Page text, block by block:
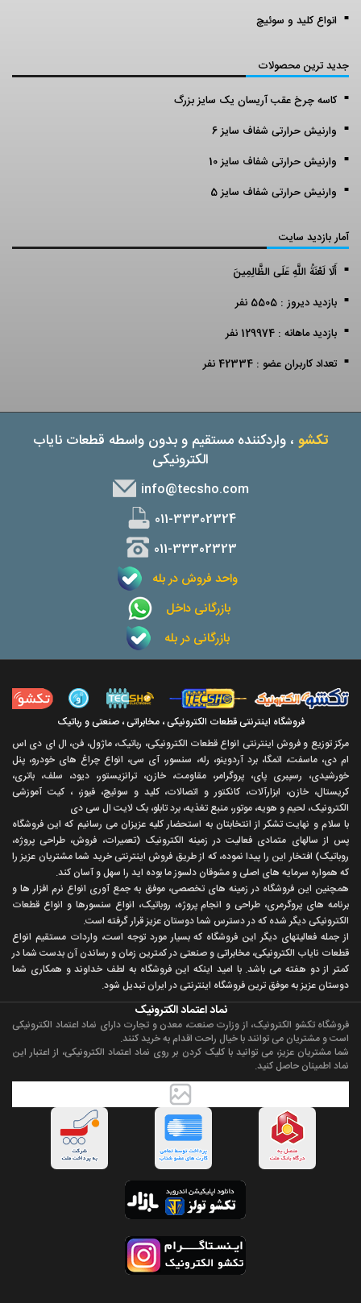
انواع کلید و سوئیچ
جدید ترین محصولات
کاسه چرخ عقب آریسان یک سایز بزرگ
وارنیش حرارتی شفاف سایز 6
وارنیش حرارتی شفاف سایز 10
وارنیش حرارتی شفاف سایز 5
آمار بازدید سایت
أَلَا لَعْنَةُ اللَّهِ عَلَى الظَّالِمِينَ
بازدید دیروز : 5505 نفر
بازدید ماهانه : 129974 نفر
تعداد کاربران عضو : 42334 نفر
تکشو ، واردکننده مستقیم و بدون واسطه قطعات نایاب
الکترونیکی
info@tecsho.com
011-33302324
011-33302323
واحد فروش در بله
بازرگانی داخل
بازرگانی در بله
فروشگاه اینترنتی قطعات الکترونیکی ، مخابراتی ، صنعتی و رباتیک
مرکز توزیع و فروش اینترنتی انواع قطعات الکترونیکی، رباتیک، ماژول، فن، ال ای دی اس
ام دی، ماسفت، اتمگا، برد آردوینو، رله، سنسور، آی سی، انواع چراغ های خودرو، پنل
خورشیدی، رسپبری پای، پروگرامر، مقاومت، خازن، ترانزیستور، دیود، سلف، باتری،
کریستال، خازن، ابزارآلات، کانکتور و اتصالات، کلید و سوئیچ، فیوز، ، کیت آموزشی
الکترونیک، لحیم و هویه، موتور، منبع تغذیه، برد تابلو، بک لایت ال سی دی
با سلام و نهايت تشکر از انتخابتان به استحضار کليه عزيزان می رسانيم که اين فروشگاه
پس از سالهای متمادی فعاليت در زمينه الکترونيک (تعميرات، فروش، طراحی پروژه،
روباتيک) افتخار اين را پيدا نموده، که از طريق فروش اينترنتی خريد شما مشتريان عزيز را
که همواره سرمايه های اصلی و مشوقان دلسوز ما بوده ايد را سهل و آسان کند.
همچنين اين فروشگاه در زمينه های تخصصی، موفق به جمع آوری انواع نرم افزار ها و
برنامه های پروگرمری، طراحی و انجام پروژه، روباتيک، انواع سنسورها و انواع قطعات
الکترونيکی ديگر شده که در دسترس شما دوستان عزيز قرار گرفته است.
از جمله فعاليتهای ديگر اين فروشگاه که بسيار مورد توجه است، واردات مستقیم انواع
قطعات ناياب الکترونيکی، مخابراتی و صنعتی در کمترين زمان و رساندن آن بدست شما در
کمتر از دو هفته می باشد. با اميد اينکه اين فروشگاه به لطف خداوند و همکاری شما
دوستان عزيز به موفق ترين فروشگاه اینترنتی در ایران تبديل شود.
نماد اعتماد الکترونیک
فروشگاه تکشو الکترونیک، از وزارت صنعت، معدن و تجارت دارای نماد اعتماد الکترونیکی
است و مشتریان می توانند با خیال راحت اقدام به خرید کنند.
شما مشتریان عزیز، می توانید با کلیک کردن بر روی نماد اعتماد الکترونیکی، از اعتبار این
نماد اطمینان حاصل کنید.